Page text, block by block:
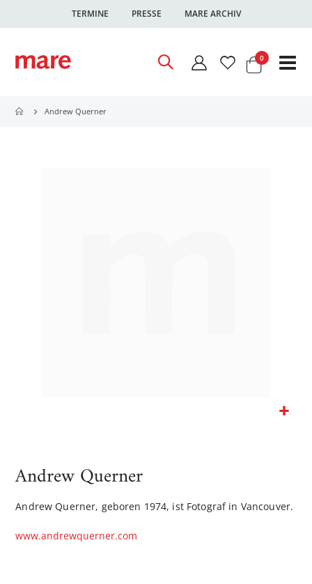
TERMINE PRESSE MARE ARCHIV
Warenkorb
0Artikel
Andrew Querner
Bildgalerie
Andrew Querner
Andrew Querner, geboren 1974, ist Fotograf in Vancouver.
www.andrewquerner.com